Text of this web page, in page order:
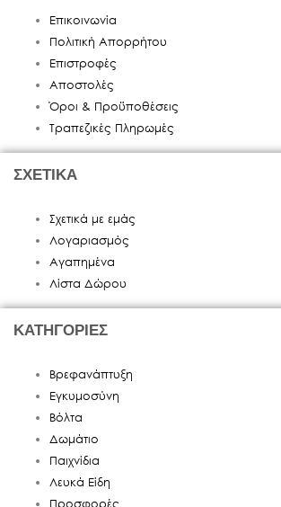
Επικοινωνία
Πολιτική Απορρήτου
Επιστροφές
Αποστολές
Όροι & Προϋποθέσεις
Τραπεζικές Πληρωμές
ΣΧΕΤΙΚΑ
Σχετικά με εμάς
Λογαριασμός
Αγαπημένα
Λίστα Δώρου
ΚΑΤΗΓΟΡΙΕΣ
Βρεφανάπτυξη
Εγκυμοσύνη
Βόλτα
Δωμάτιο
Παιχνίδια
Λευκά Είδη